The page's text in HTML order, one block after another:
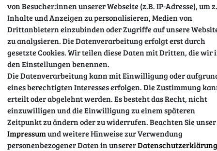
Barrierefreiheitserklärung Widerrufs­recht
Vertrag widerrufen Kontakt
© Copyright 2026 | Alle Rechte vorbehalten.
von Besucher:innen unserer Webseite (z.B. IP-Adresse), um
Inhalte und Anzeigen zu personalisieren, Medien von
Drittanbietern einzubinden oder Zugriffe auf unsere
zu analysieren. Die Datenverarbeitung erfolgt erst durch
gesetzte Cookies. Wir teilen diese Daten mit Dritten, die wir
den Einstellungen benennen.
Die Datenverarbeitung kann mit Einwilligung oder
eines berechtigten Interesses erfolgen. Die Zustimmung
erteilt oder abgelehnt werden. Es besteht das Recht, nicht
einzuwilligen und die Einwilligung zu einem späteren
Zeitpunkt zu ändern oder zu widerrufen. Beachten Sie unser
Impressumund weitere Hinweise zur Verwendung
personenbezogener Daten in unsererDaten­schutz­erklärung